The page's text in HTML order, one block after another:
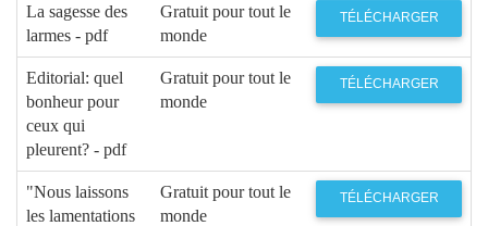
La sagesse des
larmes - pdf
Gratuit pour tout le
monde
TÉLÉCHARGER
Editorial: quel
bonheur pour
ceux qui
pleurent? - pdf
Gratuit pour tout le
monde
TÉLÉCHARGER
"Nous laissons
les lamentations
Gratuit pour tout le
monde
TÉLÉCHARGER